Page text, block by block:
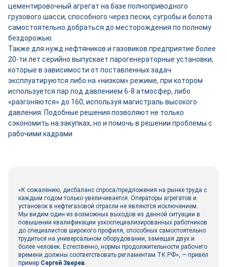
цементировочный агрегат на базе полноприводного
грузового шасси, способного через пески, сугробы и болота
самостоятельно добраться до месторождения по полному
бездорожью.
Также для нужд нефтяников и газовиков предприятие более
20-ти лет серийно выпускает парогенераторные установки,
которые в зависимости от поставленных задач
эксплуатируются либо на «низком» режиме, при котором
используется пар под давлением 6-8 атмосфер, либо
«разгоняются» до 160, используя магистраль высокого
давления. Подобные решения позволяют не только
сэкономить на закупках, но и помочь в решении проблемы с
рабочими кадрами
«К сожалению, дисбаланс спроса/предложения на рынке труда с
каждым годом только увеличивается. Операторы агрегатов и
установок в нефтегазовой отрасли не являются исключением.
Мы видим один из возможных выходов из данной ситуации в
повышении квалификации узкоспециализированных работников
до специалистов широкого профиля, способных самостоятельно
трудиться на универсальном оборудовании, замещая двух и
более человек. Естественно, нормы продолжительности рабочего
времени должны соответствовать регламентам ТК РФ», ― привёл
пример Сергей Зверев.